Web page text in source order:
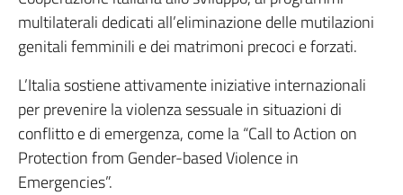
multilaterali dedicati all’eliminazione delle mutilazioni
genitali femminili e dei matrimoni precoci e forzati.
L’Italia sostiene attivamente iniziative internazionali
per prevenire la violenza sessuale in situazioni di
conflitto e di emergenza, come la “Call to Action on
Protection from Gender-based Violence in
Emergencies”.